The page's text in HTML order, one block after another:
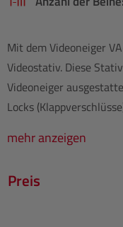
Mit dem Videoneiger
Videostativ. Diese
Videoneiger
Locks
mehr anzeigen
Preis